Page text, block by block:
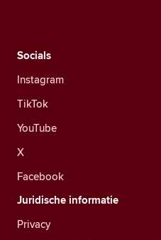
Socials
Instagram
TikTok
YouTube
X
Facebook
Juridische informatie
Privacy